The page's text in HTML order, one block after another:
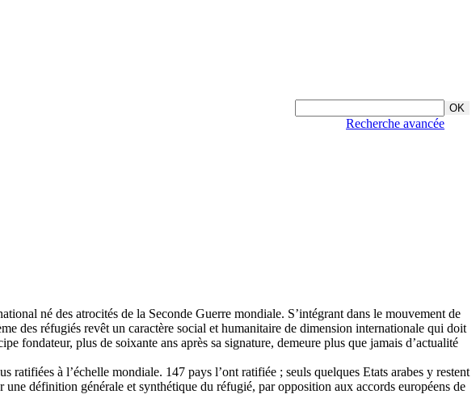
Recherche avancée
né des atrocités de la Seconde Guerre mondiale. S’intégrant dans le mouvement de
des réfugiés revêt un caractère social et humanitaire de dimension internationale qui doit
fondateur, plus de soixante ans après sa signature, demeure plus que jamais d’actualité
à l’échelle mondiale. 147 pays l’ont ratifiée ; seuls quelques Etats arabes y restent
définition générale et synthétique du réfugié, par opposition aux accords européens de